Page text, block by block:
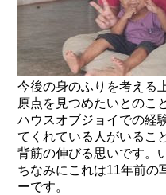
今後の身のふりを考える
原点を見つめたいとのこ
ハウスオブジョイでの経
てくれている人がいるこ
背筋の伸びる思いです。
ちなみにこれは11年前の
ーです。